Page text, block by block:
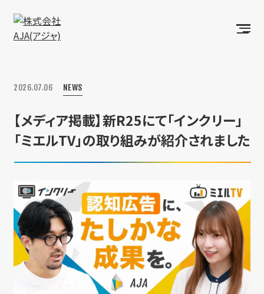
2026.07.06 NEWS
【メディア掲載】新R25にて「インクリー」
「ミエルTV」の取り組みが紹介されました